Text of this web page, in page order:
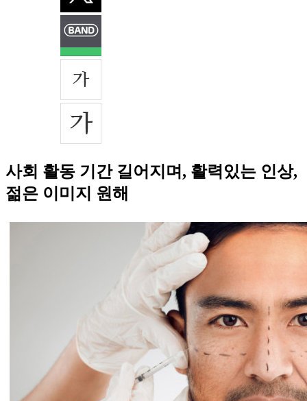
사회 활동 기간 길어지며, 활력있는 인상,
젊은 이미지 원해